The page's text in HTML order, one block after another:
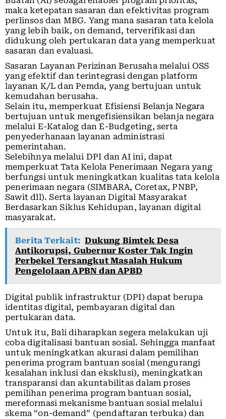
maka ketepatan sasaran dan efektivitas program
perlinsos dan MBG. Yang mana sasaran tata kelola
yang lebih baik, on demand, terverifikasi dan
didukung oleh pertukaran data yang memperkuat
sasaran dan evaluasi.
Sasaran Layanan Perizinan Berusaha melalui OSS
yang efektif dan terintegrasi dengan platform
layanan K/L dan Pemda, yang bertujuan untuk
kemudahan berusaha.
Selain itu, memperkuat Efisiensi Belanja Negara
bertujuan untuk mengefisiensikan belanja negara
melalui E-Katalog dan E-Budgeting, serta
penyederhanaan layanan administrasi
pemerintahan.
Selebihnya melalui DPI dan AI ini, dapat
memperkuat Tata Kelola Penerimaan Negara yang
berfungsi untuk meningkatkan kualitas tata kelola
penerimaan negara (SIMBARA, Coretax, PNBP,
Sawit dll). Serta layanan Digital Masyarakat
Berdasarkan Siklus Kehidupan, layanan digital
masyarakat.
Berita Terkait: Dukung Bimtek Desa
Antikorupsi, Gubernur Koster Tak Ingin
Perbekel Tersangkut Masalah Hukum
Pengelolaan APBN dan APBD
Digital publik infrastruktur (DPI) dapat berupa
identitas digital, pembayaran digital dan
pertukaran data.
Untuk itu, Bali diharapkan segera melakukan uji
coba digitalisasi bantuan sosial. Sehingga manfaat
untuk meningkatkan akurasi dalam pemilihan
penerima program bantuan sosial (mengurangi
kesalahan inklusi dan eksklusi), meningkatkan
transparansi dan akuntabilitas dalam proses
pemilihan penerima program bantuan sosial,
mereformasi mekanisme bantuan sosial melalui
skema “on-demand” (pendaftaran terbuka) dan